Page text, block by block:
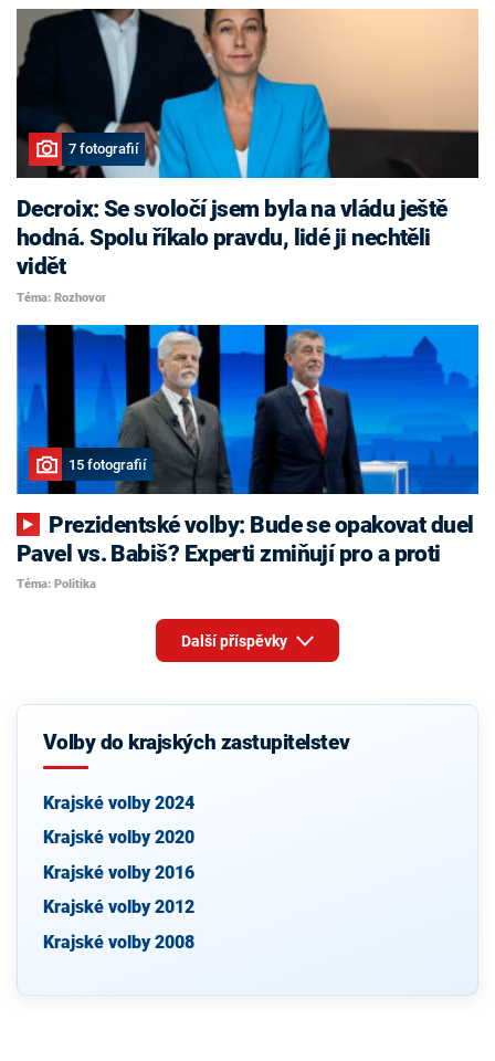
7 fotografií
Decroix: Se svoločí jsem byla na vládu ještě
hodná. Spolu říkalo pravdu, lidé ji nechtěli
vidět
Téma: Rozhovor
15 fotografií
Pavel vs. Babiš? Experti zmiňují pro a proti
Téma: Politika
Další příspěvky
Volby do krajských zastupitelstev
Krajské volby 2024
Krajské volby 2020
Krajské volby 2016
Krajské volby 2012
Krajské volby 2008